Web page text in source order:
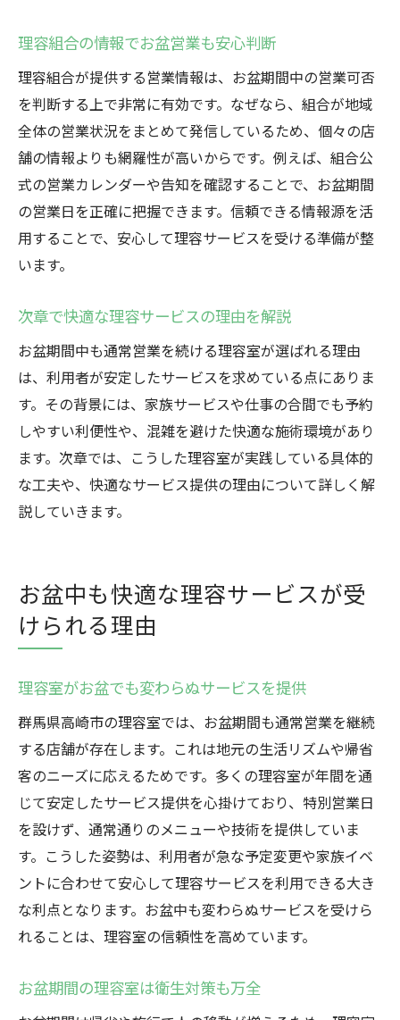
理容組合の情報でお盆営業も安心判断
理容組合が提供する営業情報は、お盆期間中の営業可否
を判断する上で非常に有効です。なぜなら、組合が地域
全体の営業状況をまとめて発信しているため、個々の店
舗の情報よりも網羅性が高いからです。例えば、組合公
式の営業カレンダーや告知を確認することで、お盆期間
の営業日を正確に把握できます。信頼できる情報源を活
用することで、安心して理容サービスを受ける準備が整
います。
次章で快適な理容サービスの理由を解説
お盆期間中も通常営業を続ける理容室が選ばれる理由
は、利用者が安定したサービスを求めている点にありま
す。その背景には、家族サービスや仕事の合間でも予約
しやすい利便性や、混雑を避けた快適な施術環境があり
ます。次章では、こうした理容室が実践している具体的
な工夫や、快適なサービス提供の理由について詳しく解
説していきます。
お盆中も快適な理容サービスが受
けられる理由
理容室がお盆でも変わらぬサービスを提供
群馬県高崎市の理容室では、お盆期間も通常営業を継続
する店舗が存在します。これは地元の生活リズムや帰省
客のニーズに応えるためです。多くの理容室が年間を通
じて安定したサービス提供を心掛けており、特別営業日
を設けず、通常通りのメニューや技術を提供していま
す。こうした姿勢は、利用者が急な予定変更や家族イベ
ントに合わせて安心して理容サービスを利用できる大き
な利点となります。お盆中も変わらぬサービスを受けら
れることは、理容室の信頼性を高めています。
お盆期間の理容室は衛生対策も万全